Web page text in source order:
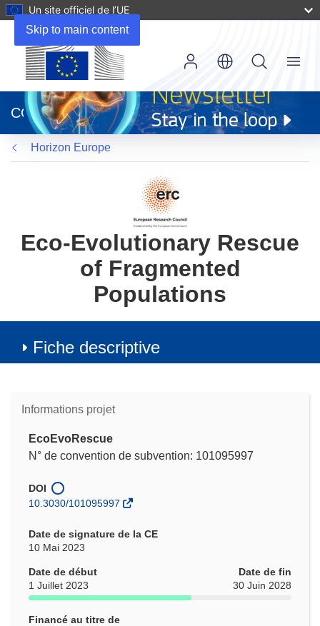
Skip to main content
Un site officiel de l’UE
dans
une
nouvelle
fenêtre)
CORDIS
Menu
Horizon Europe
Eco-Evolutionary Rescue
of Fragmented
Populations
Fiche descriptive
Informations projet
EcoEvoRescue
N° de convention de subvention: 101095997
DOI
10.3030/101095997
Date de signature de la CE
10 Mai 2023
Date de début
1 Juillet 2023
Date de fin
30 Juin 2028
Financé au titre de